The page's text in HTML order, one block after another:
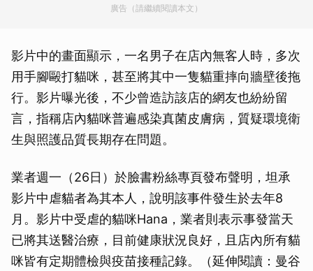
廣告（請繼續閱讀本文）
影片中的畫面顯示，一名男子在店內無客人時，多次
用手腳毆打貓咪，甚至將其中一隻貓重摔向牆壁後拖
行。影片曝光後，不少曾造訪該店的網友也紛紛留
言，指稱店內貓咪普遍感染真菌皮膚病，質疑環境衛
生與照護品質長期存在問題。
業者週一（26日）於臉書粉絲專頁發布聲明，坦承
影片中虐貓者為其本人，說明該事件發生於去年8
月。影片中受虐的貓咪Hana，業者則表示事發當天
已將其送醫治療，目前健康狀況良好，且店內所有貓
咪皆有定期體檢與疫苗接種記錄。（延伸閱讀：曼谷